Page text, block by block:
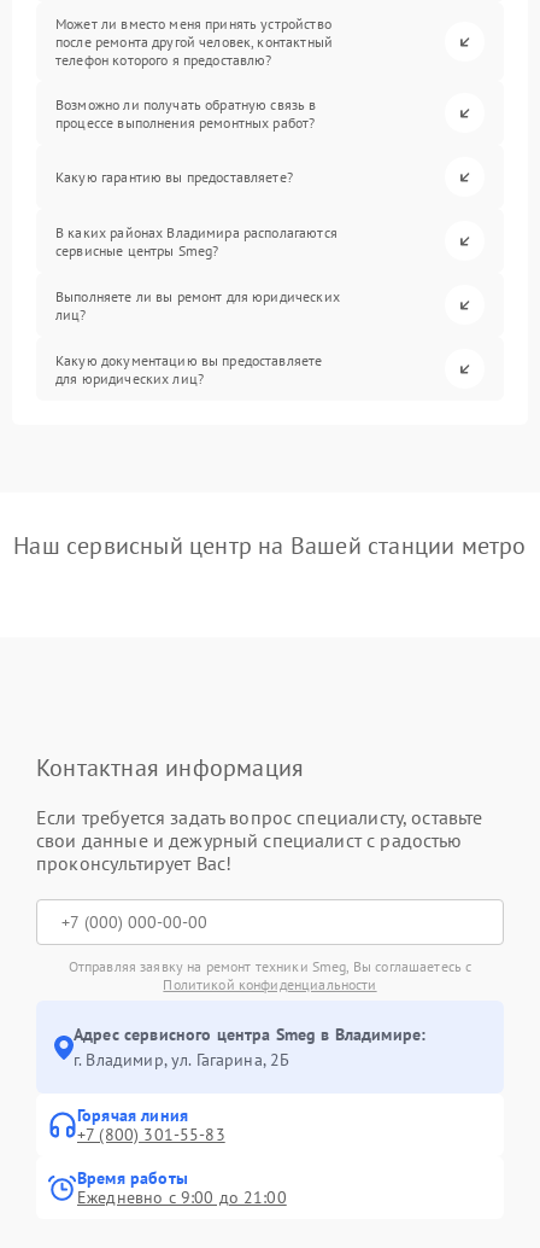
Может ли вместо меня принять устройство
после ремонта другой человек, контактный
телефон которого я предоставлю?
Возможно ли получать обратную связь в
процессе выполнения ремонтных работ?
Какую гарантию вы предоставляете?
В каких районах Владимира располагаются
сервисные центры Smeg?
Выполняете ли вы ремонт для юридических
лиц?
Какую документацию вы предоставляете
для юридических лиц?
Наш сервисный центр на Вашей станции метро
Контактная информация
Если требуется задать вопрос специалисту, оставьте
свои данные и дежурный специалист с радостью
проконсультирует Вас!
Отправляя заявку на ремонт техники Smeg, Вы соглашаетесь с
Политикой конфиденциальности
Адрес сервисного центра Smeg в Владимире:
г. Владимир, ул. Гагарина, 2Б
Горячая линия
+7 (800) 301-55-83
Время работы
Ежедневно с 9:00 до 21:00